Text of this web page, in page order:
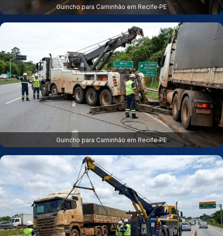
Guincho para Caminhão em Recife‑PE
Guincho para Caminhão em Recife‑PE